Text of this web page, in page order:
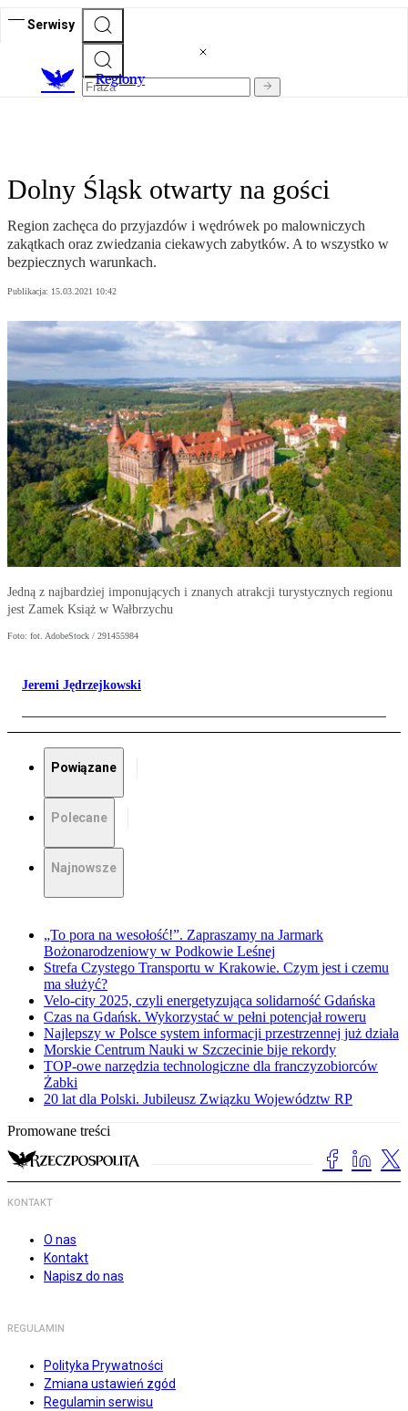
Serwisy
Regiony
Dolny Śląsk otwarty na gości
Region zachęca do przyjazdów i wędrówek po malowniczych
zakątkach oraz zwiedzania ciekawych zabytków. A to wszystko w
bezpiecznych warunkach.
Publikacja: 15.03.2021 10:42
Jedną z najbardziej imponujących i znanych atrakcji turystycznych regionu
jest Zamek Książ w Wałbrzychu
Foto: fot. AdobeStock / 291455984
Jeremi Jędrzejkowski
Powiązane
Polecane
Najnowsze
„To pora na wesołość!”. Zapraszamy na Jarmark
Bożonarodzeniowy w Podkowie Leśnej
Strefa Czystego Transportu w Krakowie. Czym jest i czemu
ma służyć?
Velo-city 2025, czyli energetyzująca solidarność Gdańska
Czas na Gdańsk. Wykorzystać w pełni potencjał roweru
Najlepszy w Polsce system informacji przestrzennej już działa
Morskie Centrum Nauki w Szczecinie bije rekordy
TOP-owe narzędzia technologiczne dla franczyzobiorców
Żabki
20 lat dla Polski. Jubileusz Związku Województw RP
Promowane treści
KONTAKT
O nas
Kontakt
Napisz do nas
REGULAMIN
Polityka Prywatności
Zmiana ustawień zgód
Regulamin serwisu